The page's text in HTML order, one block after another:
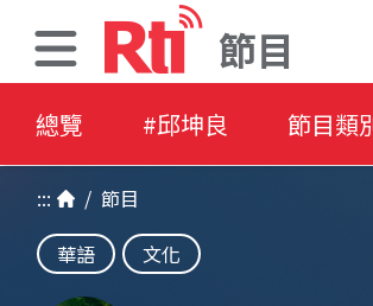
節目
總覽 #邱坤良 節目類
::: / 節目
華語
文化